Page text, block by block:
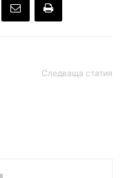
Следваща статия